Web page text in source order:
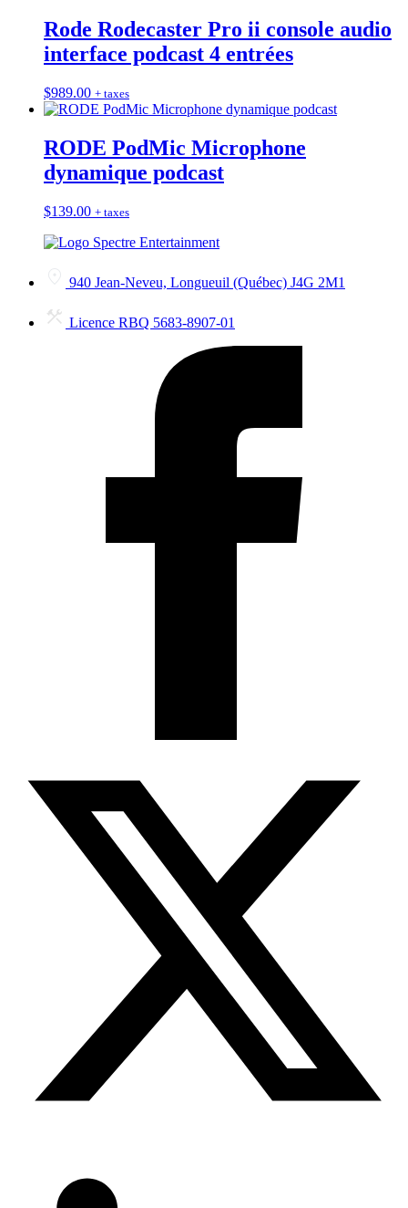
Rode Rodecaster Pro ii console audio
interface podcast 4 entrées
$989.00 + taxes
RODE PodMic Microphone
dynamique podcast
$139.00 + taxes
940 Jean-Neveu, Longueuil (Québec) J4G 2M1
Licence RBQ 5683-8907-01